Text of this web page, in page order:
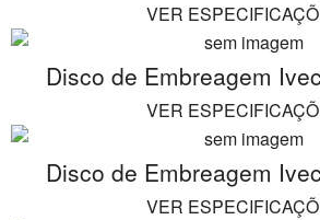
VER
Disco de Embreagem
VER
Disco de Embreagem
VER